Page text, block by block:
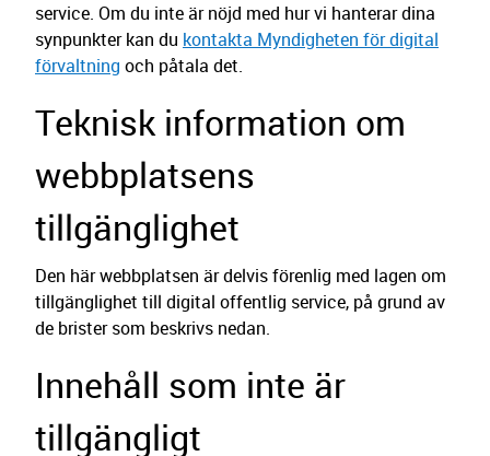
service. Om du inte är nöjd med hur vi hanterar dina
synpunkter kan du kontakta Myndigheten för digital
förvaltning och påtala det.
Teknisk information om
webbplatsens
tillgänglighet
Den här webbplatsen är delvis förenlig med lagen om
tillgänglighet till digital offentlig service, på grund av
de brister som beskrivs nedan.
Innehåll som inte är
tillgängligt